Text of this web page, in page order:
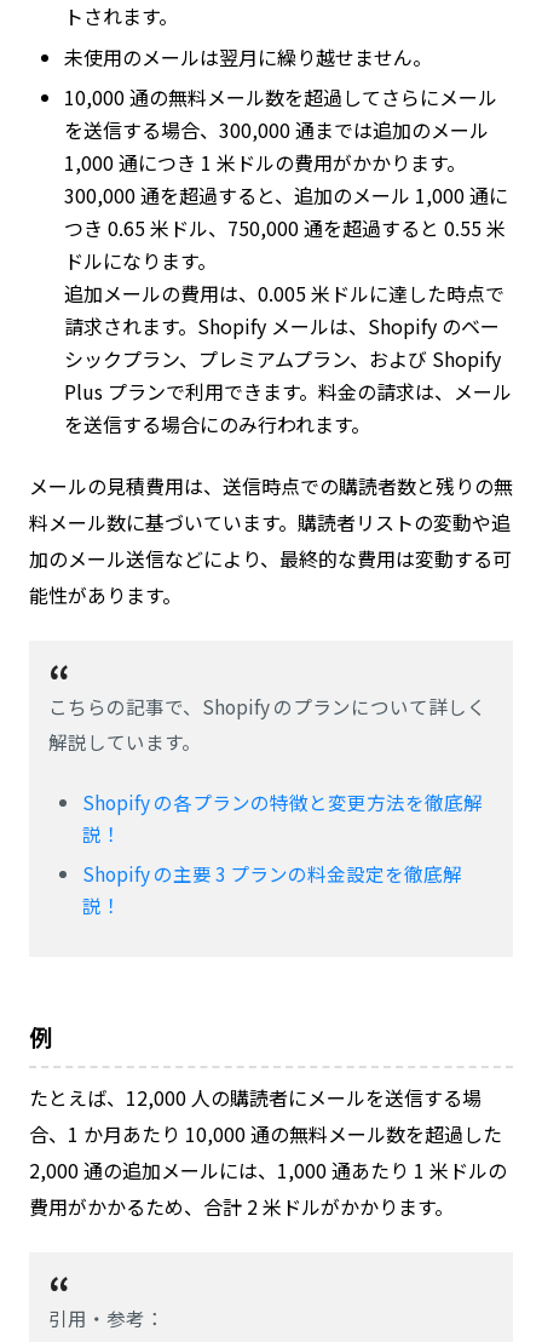
トされます。
未使用のメールは翌月に繰り越せません。
10,000 通の無料メール数を超過してさらにメール
を送信する場合、300,000 通までは追加のメール
1,000 通につき 1 米ドルの費用がかかります。
300,000 通を超過すると、追加のメール 1,000 通に
つき 0.65 米ドル、750,000 通を超過すると 0.55 米
ドルになります。
追加メールの費用は、0.005 米ドルに達した時点で
請求されます。Shopify メールは、Shopify のベー
シックプラン、プレミアムプラン、および Shopify
Plus プランで利用できます。料金の請求は、メール
を送信する場合にのみ行われます。
メールの見積費用は、送信時点での購読者数と残りの無
料メール数に基づいています。購読者リストの変動や追
加のメール送信などにより、最終的な費用は変動する可
能性があります。
こちらの記事で、Shopify のプランについて詳しく
解説しています。
Shopify の各プランの特徴と変更方法を徹底解
説！
Shopify の主要 3 プランの料金設定を徹底解
説！
例
たとえば、12,000 人の購読者にメールを送信する場
合、1 か月あたり 10,000 通の無料メール数を超過した
2,000 通の追加メールには、1,000 通あたり 1 米ドルの
費用がかかるため、合計 2 米ドルがかかります。
引用・参考：